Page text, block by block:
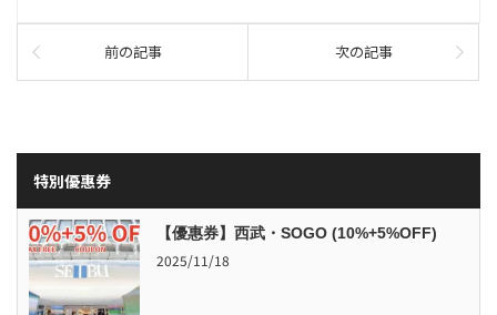
前の記事 次の記事
特別優惠券
【優惠券】西武・SOGO (10%+5%OFF)
2025/11/18